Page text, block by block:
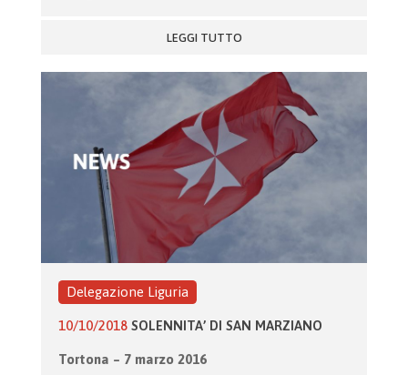
LEGGI TUTTO
Delegazione Liguria
10/10/2018 SOLENNITA’ DI SAN MARZIANO
Tortona – 7 marzo 2016